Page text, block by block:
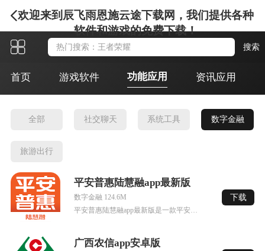
欢迎来到辰飞雨恩施云途下载网，我们提供各种
软件和游戏的免费下载！
首页 游戏软件 功能应用 资讯应用
全部 社交聊天 系统工具 数字金融
旅游出行
平安普惠陆慧融app最新版
数字金融 124.6M
平安普惠陆慧融app最新版是一款平安普惠业务集群的全新产品，这款软件有着超全面功能，有着多种选择，十分的安全可靠，满足任一条件，就可以有更高的通过率，手机申请十分的简单，轻松无忧的操作。
下载
广西农信app安卓版